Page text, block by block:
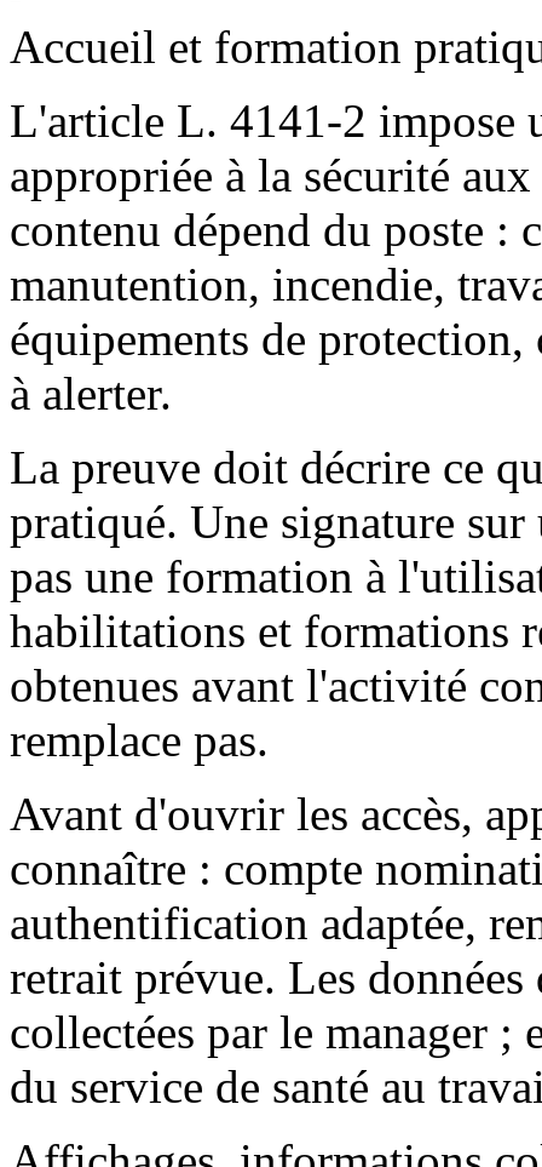
Accueil et formation
L'article L. 4141-2 impose
appropriée à la sécurité
contenu dépend du poste :
manutention, incendie,
équipements de protection,
à alerter.
La preuve doit décrire ce
pratiqué. Une signature
pas une formation à
habilitations et formations
obtenues avant l'activité
remplace pas.
Avant d'ouvrir les accès,
connaître : compte
authentification adaptée,
retrait prévue. Les données
collectées par le manager ;
du service de santé au